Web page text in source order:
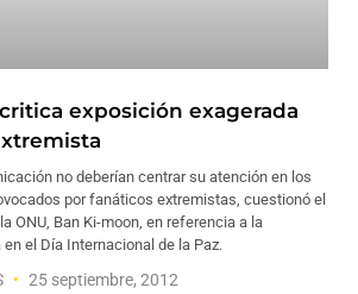
exposición exagerada
no deberían centrar su atención en los
por fanáticos extremistas, cuestionó el
ONU, Ban Ki-moon, en referencia a la
el Día Internacional de la Paz.
25 septiembre, 2012